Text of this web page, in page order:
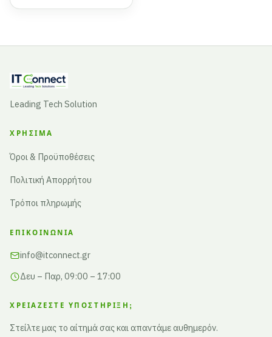
Leading Tech Solution
ΧΡΉΣΙΜΑ
Όροι & Προϋποθέσεις
Πολιτική Απορρήτου
Τρόποι πληρωμής
ΕΠΙΚΟΙΝΩΝΊΑ
info@itconnect.gr
Δευ – Παρ, 09:00 – 17:00
ΧΡΕΙΆΖΕΣΤΕ ΥΠΟΣΤΉΡΙΞΗ;
Στείλτε μας το αίτημά σας και απαντάμε αυθημερόν.